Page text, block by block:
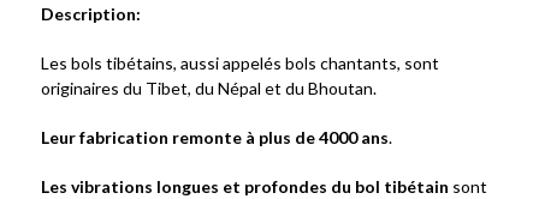
Description:
Les bols tibétains, aussi appelés bols chantants, sont
originaires du Tibet, du Népal et du Bhoutan.
Leur fabrication remonte à plus de 4000 ans.
Les vibrations longues et profondes du bol tibétain sont